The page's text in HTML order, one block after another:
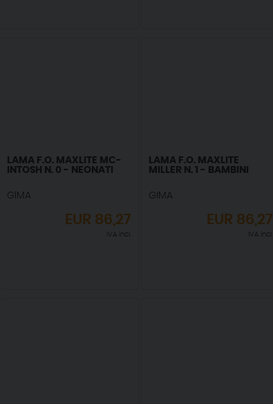
LAMA F.O. MAXLITE MC-
INTOSH N. 0 - NEONATI
GIMA
EUR 86,27
IVA incl.
LAMA F.O. MAXLITE
MILLER N. 1 - BAMBINI
GIMA
EUR 86,27
IVA incl.